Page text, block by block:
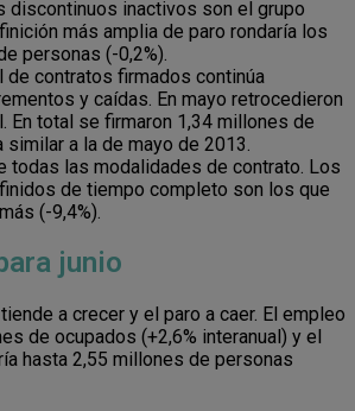
discontinuos inactivos son el grupo
más amplia de paro rondaría los
personas (-0,2%).
de contratos firmados continúa
y caídas. En mayo retrocedieron
En total se firmaron 1,34 millones de
a la de mayo de 2013.
todas las modalidades de contrato. Los
de tiempo completo son los que
(-9,4%).
junio
a crecer y el paro a caer. El empleo
de ocupados (+2,6% interanual) y el
hasta 2,55 millones de personas